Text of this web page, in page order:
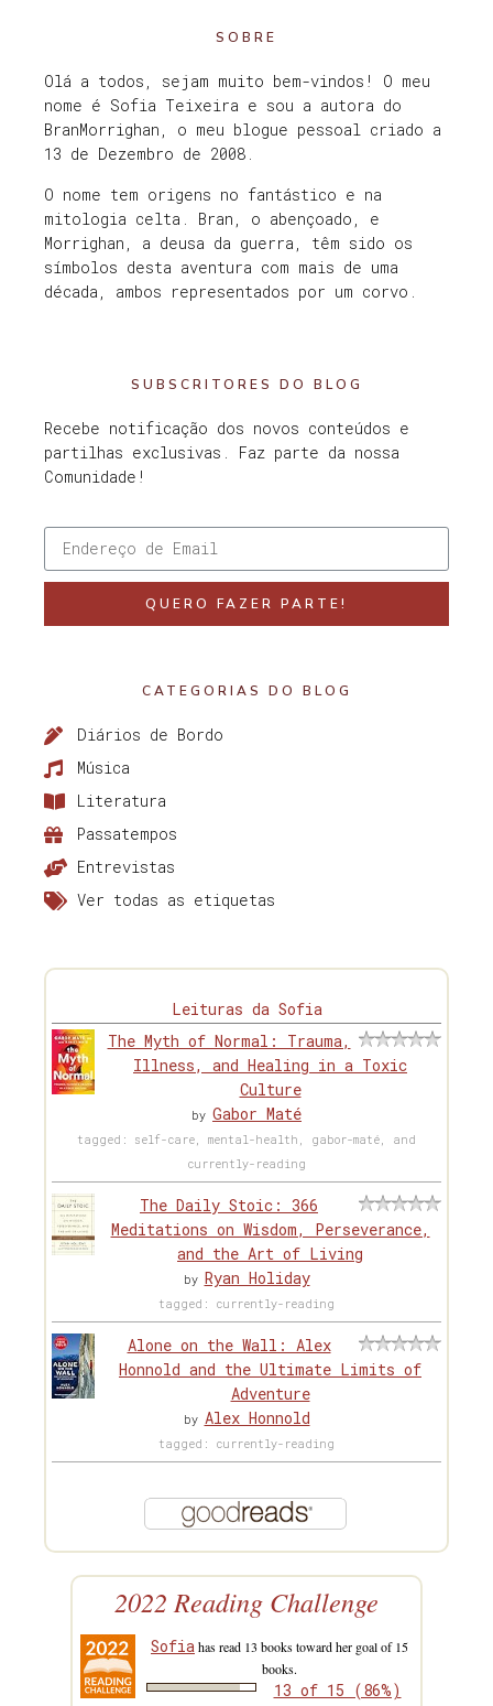
SOBRE
Olá a todos, sejam muito bem-vindos! O meu
nome é Sofia Teixeira e sou a autora do
BranMorrighan, o meu blogue pessoal criado a
13 de Dezembro de 2008.
O nome tem origens no fantástico e na
mitologia celta. Bran, o abençoado, e
Morrighan, a deusa da guerra, têm sido os
símbolos desta aventura com mais de uma
década, ambos representados por um corvo.
SUBSCRITORES DO BLOG
Recebe notificação dos novos conteúdos e
partilhas exclusivas. Faz parte da nossa
Comunidade!
QUERO FAZER PARTE!
CATEGORIAS DO BLOG
Diários de Bordo
Música
Literatura
Passatempos
Entrevistas
Ver todas as etiquetas
Leituras da Sofia
The Myth of Normal: Trauma,
Illness, and Healing in a Toxic
Culture
by Gabor Maté
tagged: self-care, mental-health, gabor-maté, and
currently-reading
The Daily Stoic: 366
Meditations on Wisdom, Perseverance,
and the Art of Living
by Ryan Holiday
tagged: currently-reading
Alone on the Wall: Alex
Honnold and the Ultimate Limits of
Adventure
by Alex Honnold
tagged: currently-reading
2022 Reading Challenge
Sofiahas read 13 books toward her goal of 15
books.
13 of 15 (86%)